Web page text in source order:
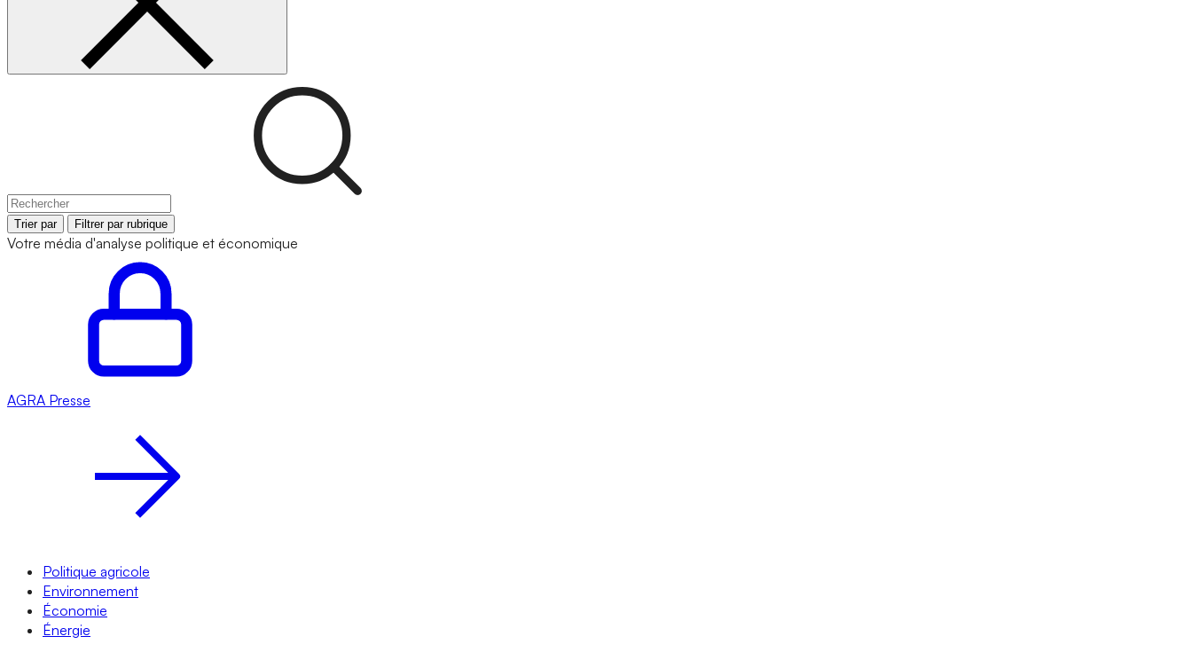
Trier par Filtrer par rubrique
Votre média d'analyse politique et économique
AGRA Presse
Politique agricole
Environnement
Économie
Énergie